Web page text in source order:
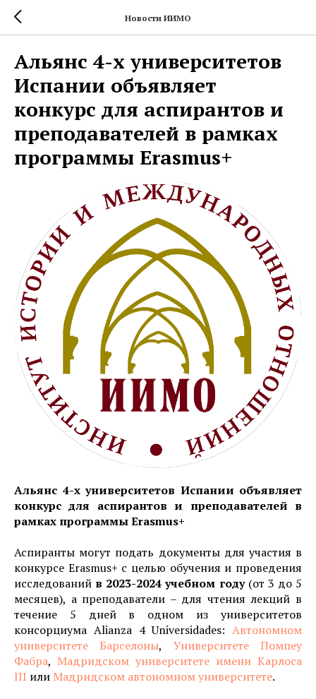
Новости ИИМО
Альянс 4-х университетов
Испании объявляет
конкурс для аспирантов и
преподавателей в рамках
программы Erasmus+
Альянс 4-х университетов Испании объявляет
конкурс для аспирантов и преподавателей в
рамках программы Erasmus+
Аспиранты могут подать документы для участия в
конкурсе Erasmus+ с целью обучения и проведения
исследований в 2023-2024 учебном году(от 3 до 5
месяцев), а преподаватели – для чтения лекций в
течение 5 дней в одном из университетов
консорциума Alianza 4 Universidades: Автономном
университете Барселоны, Университете Помпеу
Фабра, Мадридском университете имени Карлоса
III или Мадридском автономном университете.